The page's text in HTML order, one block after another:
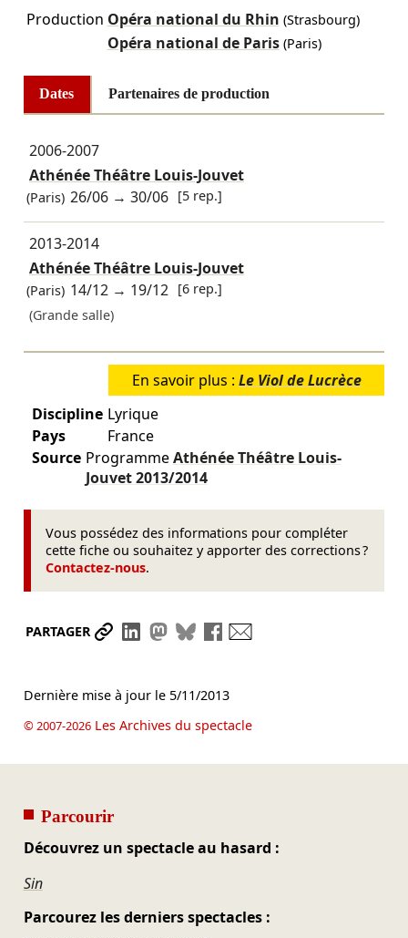
Production Opéra national du Rhin (Strasbourg)
Opéra national de Paris(Paris)
Dates Partenaires de production
2006-2007
Athénée Théâtre Louis-Jouvet
(Paris) 26/06 →30/06 [5 rep.]
2013-2014
Athénée Théâtre Louis-Jouvet
(Paris) 14/12 → 19/12 [6 rep.]
(Grande salle)
En savoir plus : Le Viol de Lucrèce
Discipline Lyrique
Pays
France
Source ProgrammeAthénée Théâtre Louis-
Jouvet2013/2014
Vous possédez des informations pour compléter
cette fiche ou souhaitez y apporter des corrections ?
Contactez-nous.
PARTAGER Partager le lien
Partager sur LinkedIn
Partager sur Mastodon
Partager sur Bluesky
Partager sur Facebook
Dernière mise à jour le 5/11/2013
© 2007-2026Les Archives du spectacle
Parcourir
Découvrez un spectacle au hasard :
Sin
Parcourez les derniers spectacles :